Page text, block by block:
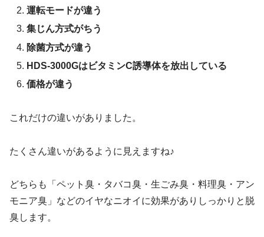
運転モードが違う
集じん方式がちう
除菌方式が違う
HDS-3000GはビタミンC誘導体を放出している
価格が違う
これだけの違いがありました。
たくさん違いがあるように見えますね♪
どちらも「ペット臭・タバコ臭・生ごみ臭・料理臭・アン
モニア臭」などのイヤなニオイに効果がありしっかりと脱
臭します。